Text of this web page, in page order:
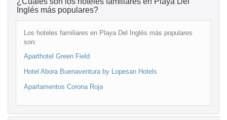
Inglés más populares?
Los hoteles familiares en Playa Del Inglés más populares
son:
Aparthotel Green Field
Hotel Abora Buenaventura by Lopesan Hotels
Apartamentos Corona Roja